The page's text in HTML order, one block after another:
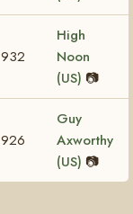
High
Noon
(US) 📷
Guy
Axworthy
(US) 📷